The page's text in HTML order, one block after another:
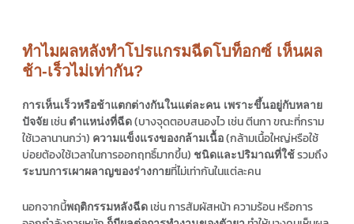
ทำไมผลหลังทำโปรแกรมฉีดโบท็อกซ์ เห็นผล
ช้า-เร็วไม่เท่ากัน?
การเห็นเร็วหรือช้าแตกต่างกันในแต่ละคน เพราะขึ้นอยู่กับหลาย
ปัจจัย เช่น ตำแหน่งที่ฉีด(บางจุดตอบสนองไว เช่น ตีนกา ขณะที่กราม
ใช้เวลานานกว่า) ความแข็งแรงของกล้ามเนื้อ(กล้ามเนื้อใหญ่หรือใช้
บ่อยต้องใช้เวลาในการออกฤทธิ์มากขึ้น) ชนิดและปริมาณที่ใช้รวมถึง
ระบบการเผาผลาญของร่างกายที่ไม่เท่ากันในแต่ละคน
นอกจากนี้พฤติกรรมหลังฉีด เช่น การสัมผัสหน้า ความร้อน หรือการ